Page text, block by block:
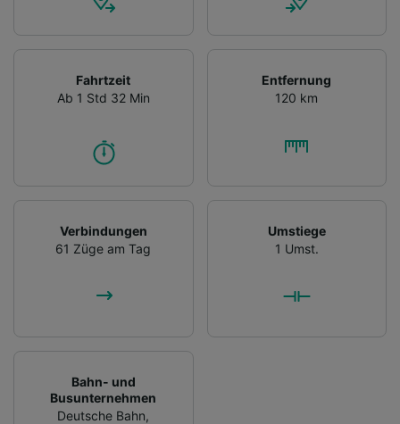
Fahrtzeit
Ab 1 Std 32 Min
Entfernung
120 km
Verbindungen
61 Züge am Tag
Umstiege
1 Umst.
Bahn- und
Busunternehmen
Deutsche Bahn,